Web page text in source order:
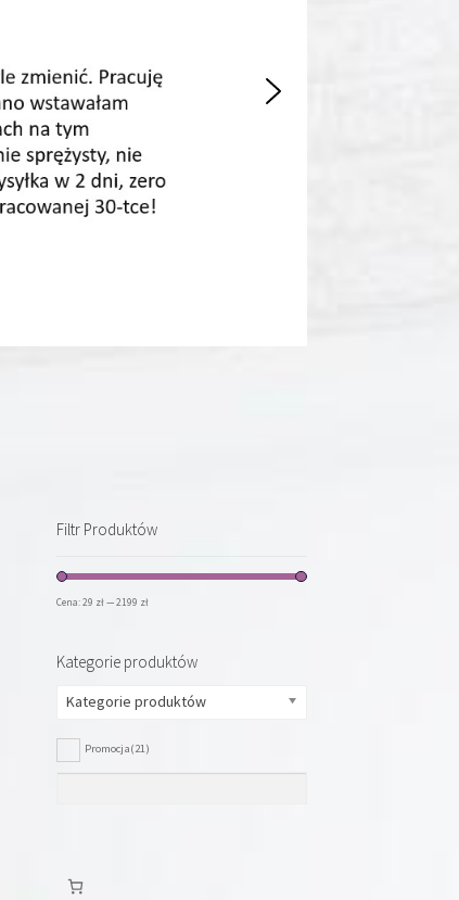
Filtr Produktów
Cena:29 zł—2199 zł
Kategorie produktów
Kategorie produktów
Promocja(21)